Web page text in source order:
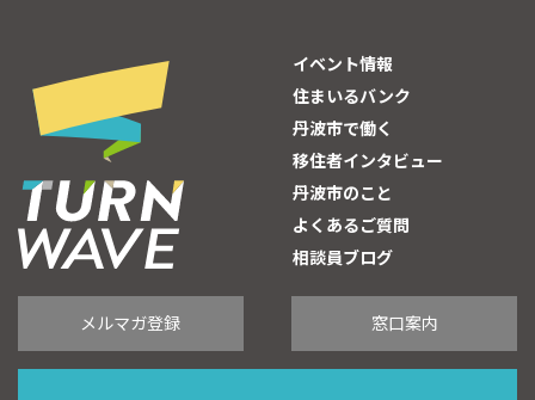
イベント情報
住まいるバンク
丹波市で働く
移住者インタビュー
丹波市のこと
よくあるご質問
相談員ブログ
メルマガ登録 窓口案内